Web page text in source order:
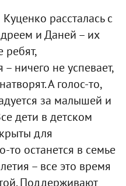
рассталась с
и Даней – их
ничего не успевает,
А голос-то,
за малышей и
дети в детском
для
то останется в семье
– все это время
Поддерживают